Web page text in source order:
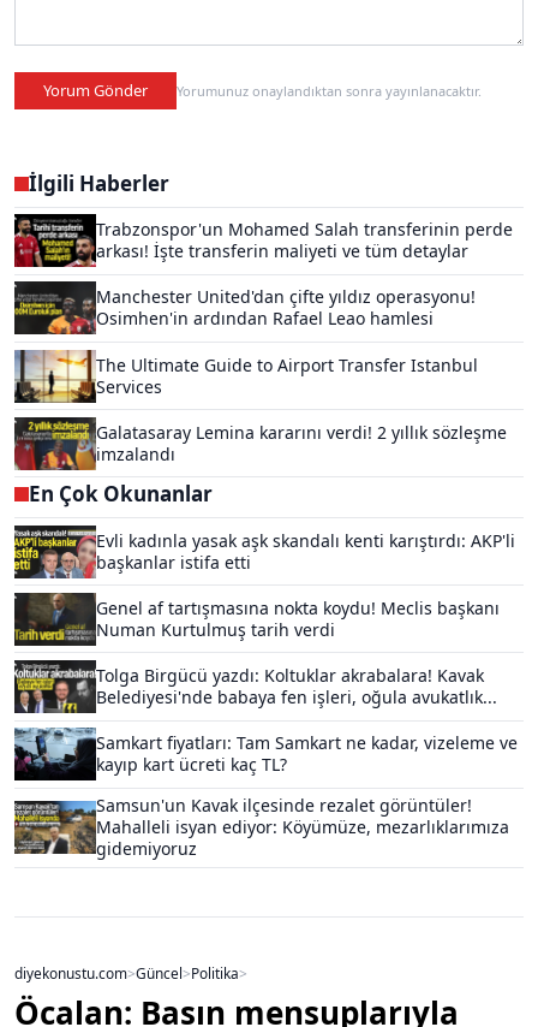
Yorum Gönder Yorumunuz onaylandıktan sonra yayınlanacaktır.
İlgili Haberler
Trabzonspor'un Mohamed Salah transferinin perde
arkası! İşte transferin maliyeti ve tüm detaylar
Manchester United'dan çifte yıldız operasyonu!
Osimhen'in ardından Rafael Leao hamlesi
The Ultimate Guide to Airport Transfer Istanbul
Services
Galatasaray Lemina kararını verdi! 2 yıllık sözleşme
imzalandı
En Çok Okunanlar
Evli kadınla yasak aşk skandalı kenti karıştırdı: AKP'li
başkanlar istifa etti
Genel af tartışmasına nokta koydu! Meclis başkanı
Numan Kurtulmuş tarih verdi
Tolga Birgücü yazdı: Koltuklar akrabalara! Kavak
Belediyesi'nde babaya fen işleri, oğula avukatlık...
Samkart fiyatları: Tam Samkart ne kadar, vizeleme ve
kayıp kart ücreti kaç TL?
Samsun'un Kavak ilçesinde rezalet görüntüler!
Mahalleli isyan ediyor: Köyümüze, mezarlıklarımıza
gidemiyoruz
diyekonustu.com>Güncel>Politika>
Öcalan: Basın mensuplarıyla